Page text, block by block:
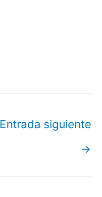
Entrada siguiente
→